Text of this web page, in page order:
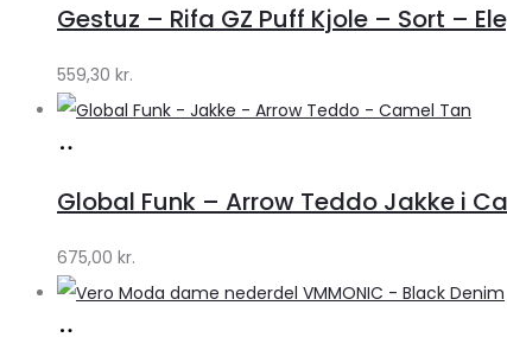
Lykke
by
Lykke
Gestuz – Rifa GZ Puff Kjole – Sort –
559,30 kr.
Lykke
by
Lykke
Global Funk – Arrow Teddo Jakke i
675,00 kr.